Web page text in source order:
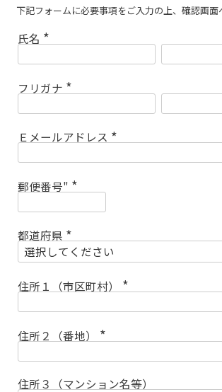
下記フォームに必要事項をご入力の上、確認画面
氏名
(
必
)
フリガナ
(
必
)
Ｅメールアドレス
(
必
郵便番号"
(
必
都道府県
(
必
)
住所１（市区町村）
(
必
住所２（番地）
(
必
)
住所３（マンション名等）